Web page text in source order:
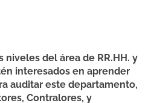
del área de RR.HH. y
interesados en aprender
auditar este departamento,
Contralores, y